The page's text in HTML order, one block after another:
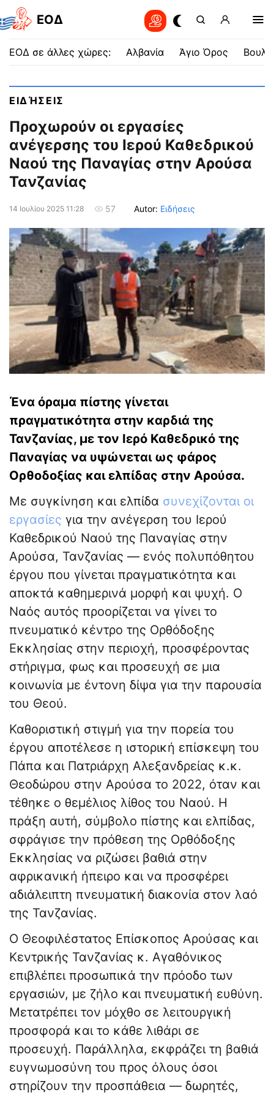
EOΔ
ΕΟΔ σε άλλες χώρες: Αλβανία Άγιο Όρος
ΕΙΔΉΣΕΙΣ
Προχωρούν οι εργασίες
ανέγερσης του Ιερού Καθεδρικού
Ναού της Παναγίας στην Αρούσα
Τανζανίας
14 Ιουλίου 2025 11:28 57 Autor: Ειδήσεις
Ένα όραμα πίστης γίνεται
πραγματικότητα στην καρδιά της
Τανζανίας, με τον Ιερό Καθεδρικό της
Παναγίας να υψώνεται ως φάρος
Ορθοδοξίας και ελπίδας στην Αρούσα.
Με συγκίνηση και ελπίδα συνεχίζονται οι
εργασίες για την ανέγερση του Ιερού
Καθεδρικού Ναού της Παναγίας στην
Αρούσα, Τανζανίας — ενός πολυπόθητου
έργου που γίνεται πραγματικότητα και
αποκτά καθημερινά μορφή και ψυχή. Ο
Ναός αυτός προορίζεται να γίνει το
πνευματικό κέντρο της Ορθόδοξης
Εκκλησίας στην περιοχή, προσφέροντας
στήριγμα, φως και προσευχή σε μια
κοινωνία με έντονη δίψα για την παρουσία
του Θεού.
Καθοριστική στιγμή για την πορεία του
έργου αποτέλεσε η ιστορική επίσκεψη του
Πάπα και Πατριάρχη Αλεξανδρείας κ.κ.
Θεοδώρου στην Αρούσα το 2022, όταν και
τέθηκε ο θεμέλιος λίθος του Ναού. Η
πράξη αυτή, σύμβολο πίστης και ελπίδας,
σφράγισε την πρόθεση της Ορθόδοξης
Εκκλησίας να ριζώσει βαθιά στην
αφρικανική ήπειρο και να προσφέρει
αδιάλειπτη πνευματική διακονία στον λαό
της Τανζανίας.
Ο Θεοφιλέστατος Επίσκοπος Αρούσας και
Κεντρικής Τανζανίας κ. Αγαθόνικος
επιβλέπει προσωπικά την πρόοδο των
εργασιών, με ζήλο και πνευματική ευθύνη.
Μετατρέπει τον μόχθο σε λειτουργική
προσφορά και το κάθε λιθάρι σε
προσευχή. Παράλληλα, εκφράζει τη βαθιά
ευγνωμοσύνη του προς όλους όσοι
στηρίζουν την προσπάθεια — δωρητές,